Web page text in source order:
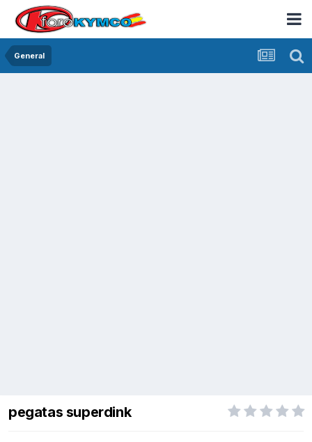
General
pegatas superdink